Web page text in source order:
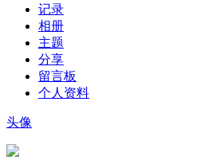
记录
相册
主题
分享
留言板
个人资料
头像